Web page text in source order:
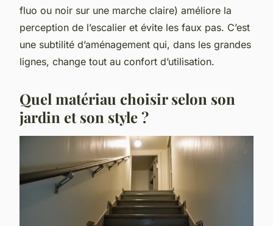
fluo ou noir sur une marche claire) améliore la
perception de l’escalier et évite les faux pas. C’est
une subtilité d’aménagement qui, dans les grandes
lignes, change tout au confort d’utilisation.
Quel matériau choisir selon son
jardin et son style ?